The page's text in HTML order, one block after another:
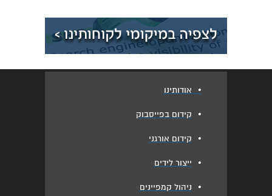
• אודותינו
• קידום בפייסבוק
• קידום אורגני
• ייצור לידים
• ניהול קמפיינים